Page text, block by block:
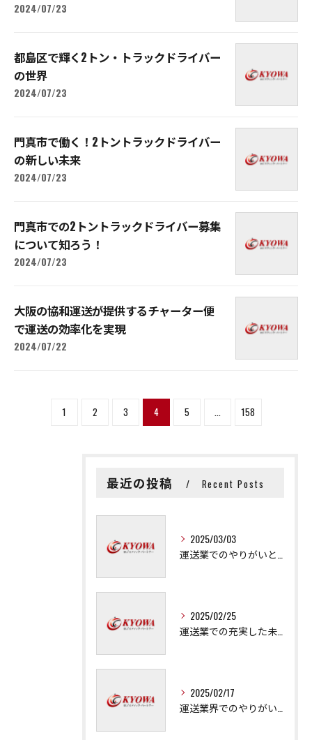
2024/07/23
都島区で輝く2トン・トラックドライバー
の世界
2024/07/23
門真市で働く！2トントラックドライバー
の新しい未来
2024/07/23
門真市での2トントラックドライバー募集
について知ろう！
2024/07/23
大阪の協和運送が提供するチャーター便
で運送の効率化を実現
2024/07/22
1 2 3 4 5 ... 158
最近の投稿 Recent Posts
2025/03/03
2025/02/25
2025/02/17